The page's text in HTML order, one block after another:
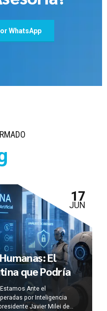
WhatsApp
17
JUN
El
que Podría
Corporativo
Ante el
por Inteligencia
Javier Milei de